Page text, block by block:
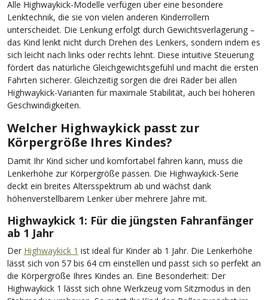
Alle Highwaykick-Modelle verfügen über eine besondere
Lenktechnik, die sie von vielen anderen Kinderrollern
unterscheidet. Die Lenkung erfolgt durch Gewichtsverlagerung –
das Kind lenkt nicht durch Drehen des Lenkers, sondern indem es
sich leicht nach links oder rechts lehnt. Diese intuitive Steuerung
fördert das natürliche Gleichgewichtsgefühl und macht die ersten
Fahrten sicherer. Gleichzeitig sorgen die drei Räder bei allen
Highwaykick-Varianten für maximale Stabilität, auch bei höheren
Geschwindigkeiten.
Welcher Highwaykick passt zur
Körpergröße Ihres Kindes?
Damit Ihr Kind sicher und komfortabel fahren kann, muss die
Lenkerhöhe zur Körpergröße passen. Die Highwaykick-Serie
deckt ein breites Altersspektrum ab und wächst dank
höhenverstellbarem Lenker über mehrere Jahre mit.
Highwaykick 1: Für die jüngsten Fahranfänger
ab 1 Jahr
Der Highwaykick 1 ist ideal für Kinder ab 1 Jahr. Die Lenkerhöhe
lässt sich von 57 bis 64 cm einstellen und passt sich so perfekt an
die Körpergröße Ihres Kindes an. Eine Besonderheit: Der
Highwaykick 1 lässt sich ohne Werkzeug vom Sitzmodus in den